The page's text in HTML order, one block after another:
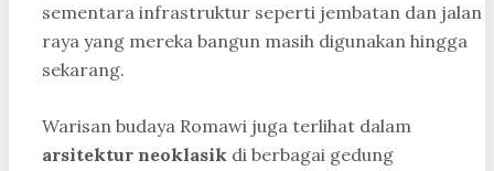
sementara infrastruktur seperti jembatan dan jalan
raya yang mereka bangun masih digunakan hingga
sekarang.
Warisan budaya Romawi juga terlihat dalam
arsitektur neoklasik di berbagai gedung